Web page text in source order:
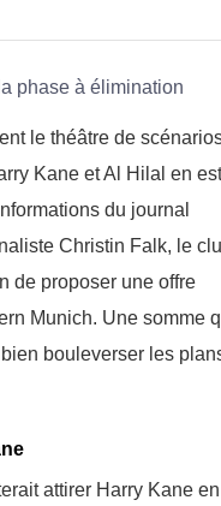
le théâtre de
Kane et Al Hilal en est
du journal
Christin Falk, le
de proposer une offre
Munich. Une somme
bouleverser les
attirer Harry Kane en